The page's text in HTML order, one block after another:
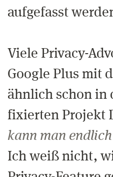
aufgefasst
Viele Privacy-
Google Plus mit
ähnlich schon in
fixierten Projekt
kann man
Ich weiß nicht,